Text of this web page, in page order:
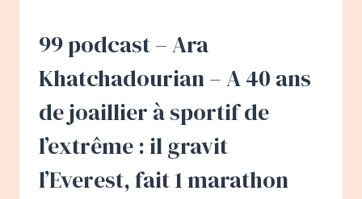
À
NAGE
BRAS
JAMBES
99 podcast – Ara
Khatchadourian – A 40 ans
de joaillier à sportif de
l’extrême : il gravit
l’Everest, fait 1 marathon